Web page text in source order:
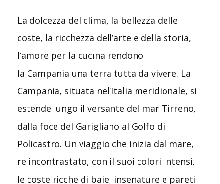
La dolcezza del clima, la bellezza delle
coste, la ricchezza dell’arte e della storia,
l’amore per la cucina rendono
la Campania una terra tutta da vivere. La
Campania, situata nel’Italia meridionale, si
estende lungo il versante del mar Tirreno,
dalla foce del Garigliano al Golfo di
Policastro. Un viaggio che inizia dal mare,
re incontrastato, con il suoi colori intensi,
le coste ricche di baie, insenature e pareti